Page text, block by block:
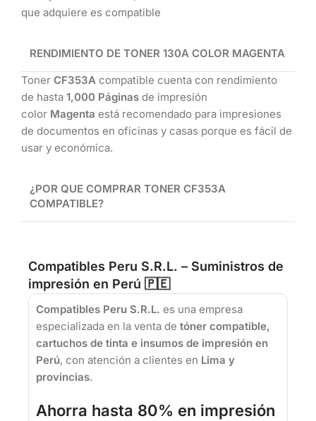
que adquiere es compatible
RENDIMIENTO DE TONER 130A COLOR MAGENTA
Toner CF353A compatible cuenta con rendimiento
de hasta 1,000 Páginas de impresión
color Magenta está recomendado para impresiones
de documentos en oficinas y casas porque es fácil de
usar y económica.
¿POR QUE COMPRAR TONER CF353A
COMPATIBLE?
Compatibles Peru S.R.L. – Suministros de
impresión en Perú 🇵🇪
Compatibles Peru S.R.L. es una empresa
especializada en la venta de tóner compatible,
cartuchos de tinta e insumos de impresión en
Perú, con atención a clientes en Lima y
provincias.
Ahorra hasta 80% en impresión